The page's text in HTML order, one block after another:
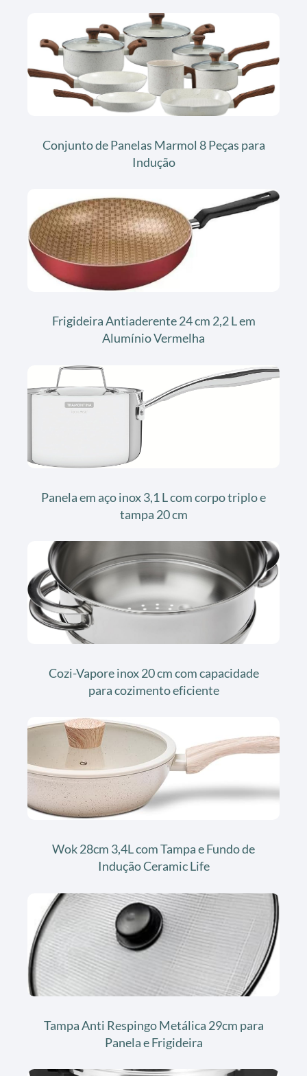
Conjunto de Panelas Marmol 8 Peças para
Indução
Frigideira Antiaderente 24 cm 2,2 L em
Alumínio Vermelha
Panela em aço inox 3,1 L com corpo triplo e
tampa 20 cm
Cozi-Vapore inox 20 cm com capacidade
para cozimento eficiente
Wok 28cm 3,4L com Tampa e Fundo de
Indução Ceramic Life
Tampa Anti Respingo Metálica 29cm para
Panela e Frigideira